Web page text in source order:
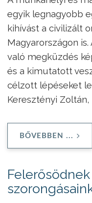
egyik legnagyobb
kihívást a civilizált
Magyarországon
való megküzdés
és a kimutatott
célzott lépéseket
Keresztényi
BŐVEBBEN ...